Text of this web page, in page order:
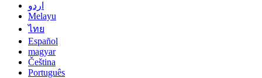
اردو
Melayu
ไทย
Español
magyar
Čeština
Português